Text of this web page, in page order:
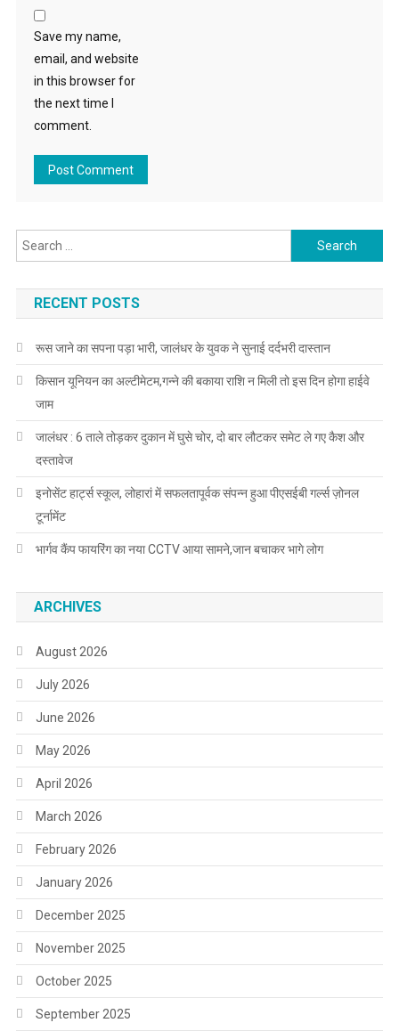
Save my name,
email, and website
in this browser for
the next time I
comment.
Search for:
RECENT POSTS
रूस जाने का सपना पड़ा भारी, जालंधर के युवक ने सुनाई दर्दभरी दास्तान
किसान यूनियन का अल्टीमेटम,गन्ने की बकाया राशि न मिली तो इस दिन होगा हाईवे
जाम
जालंधर : 6 ताले तोड़कर दुकान में घुसे चोर, दो बार लौटकर समेट ले गए कैश और
दस्तावेज
इनोसेंट हार्ट्स स्कूल, लोहारां में सफलतापूर्वक संपन्न हुआ पीएसईबी गर्ल्स ज़ोनल
टूर्नामेंट
भार्गव कैंप फायरिंग का नया CCTV आया सामने,जान बचाकर भागे लोग
ARCHIVES
August 2026
July 2026
June 2026
May 2026
April 2026
March 2026
February 2026
January 2026
December 2025
November 2025
October 2025
September 2025